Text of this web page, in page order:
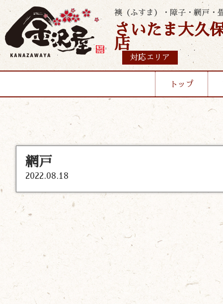
襖（ふすま）・障子・網戸・
さいたま大久
店
対応エリア
トップ
網戸
2022.08.18